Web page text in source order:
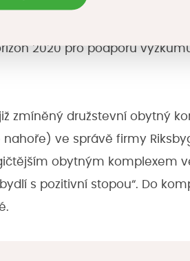
2020 pro podporu
zmíněný družstevní obytný
ve správě firmy
obytným komplexem
s pozitivní stopou“. Do